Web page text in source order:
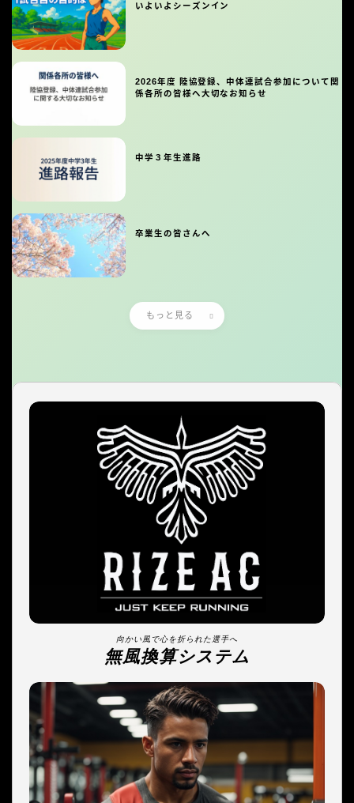
いよいよシーズンイン
2026年度 陸協登録、中体連試合参加について関
係各所の皆様へ大切なお知らせ
中学３年生進路
卒業生の皆さんへ
もっと見る
向かい風で心を折られた選手へ
無風換算システム